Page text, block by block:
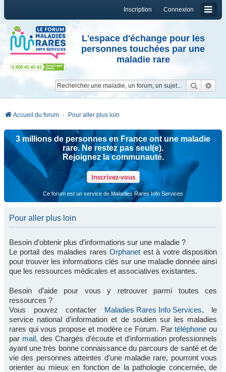
Connexion
Inscription
L'espace d'échange pour les
personnes touchées par une
maladie rare
Accueil du forum Pour aller plus loin
3 millions de personnes en France ont une maladie
rare. Ne restez pas seul(e).
Rejoignez la communauté.
Inscrivez-vous
Ce forum est un service de Maladies Rares Info Services
Pour aller plus loin
Besoin d’obtenir plus d’informations sur une maladie ?
Le portail des maladies raresOrphanet est à votre disposition
pour trouver les informations clés sur une maladie donnée ainsi
que les ressources médicales et associatives existantes.
Besoin d’aide pour vous y retrouver parmi toutes ces
ressources ?
Vous pouvez contacter Maladies Rares Info Services, le
service national d’information et de soutien sur les maladies
rares qui vous propose et modère ce Forum. Partéléphone ou
par mail, des Chargés d’écoute et d’information professionnels
ayant une très bonne connaissance du parcours de santé et de
vie des personnes atteintes d’une maladie rare, pourront vous
orienter au mieux en fonction de la pathologie concernée, de